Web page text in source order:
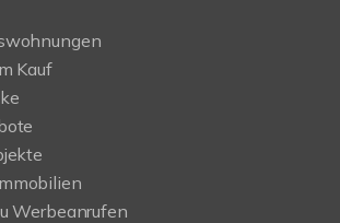
Kauf
Werbeanrufen